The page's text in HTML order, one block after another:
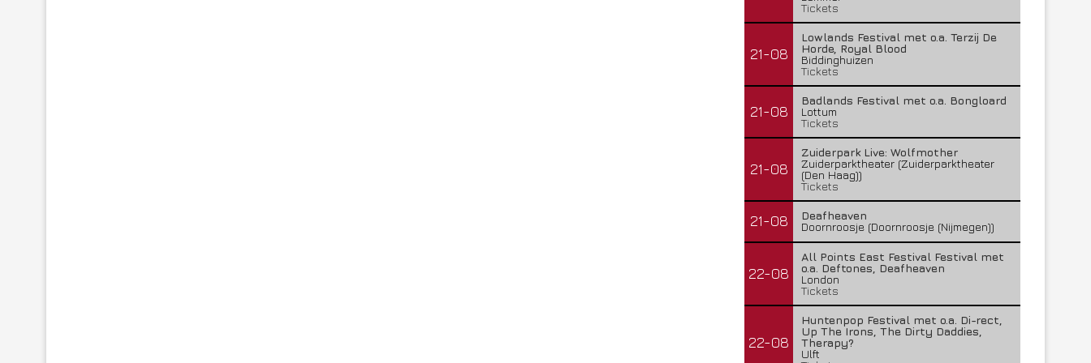
Tickets
21-08
Lowlands Festival met o.a. Terzij De
Horde, Royal Blood
Biddinghuizen
Tickets
21-08
Badlands Festival met o.a. Bongloard
Lottum
Tickets
21-08
Zuiderpark Live: Wolfmother
Zuiderparktheater (Zuiderparktheater
(Den Haag))
Tickets
21-08
Deafheaven
Doornroosje (Doornroosje (Nijmegen))
22-08
All Points East Festival Festival met
o.a. Deftones, Deafheaven
London
Tickets
22-08
Huntenpop Festival met o.a. Di-rect,
Up The Irons, The Dirty Daddies,
Therapy?
Ulft